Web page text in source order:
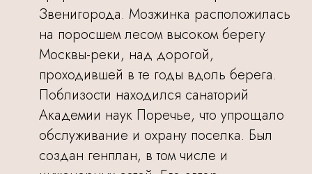
Звенигорода. Мозжинка расположилась
на поросшем лесом высоком берегу
Москвы-реки, над дорогой,
проходившей в те годы вдоль берега.
Поблизости находился санаторий
Академии наук Поречье, что упрощало
обслуживание и охрану поселка. Был
создан генплан, в том числе и